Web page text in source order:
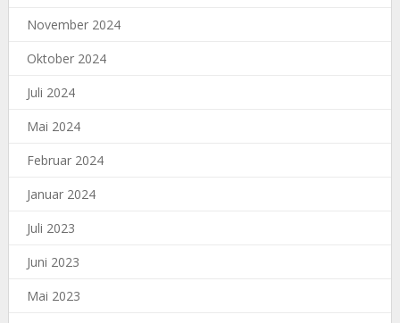
November 2024
Oktober 2024
Juli 2024
Mai 2024
Februar 2024
Januar 2024
Juli 2023
Juni 2023
Mai 2023